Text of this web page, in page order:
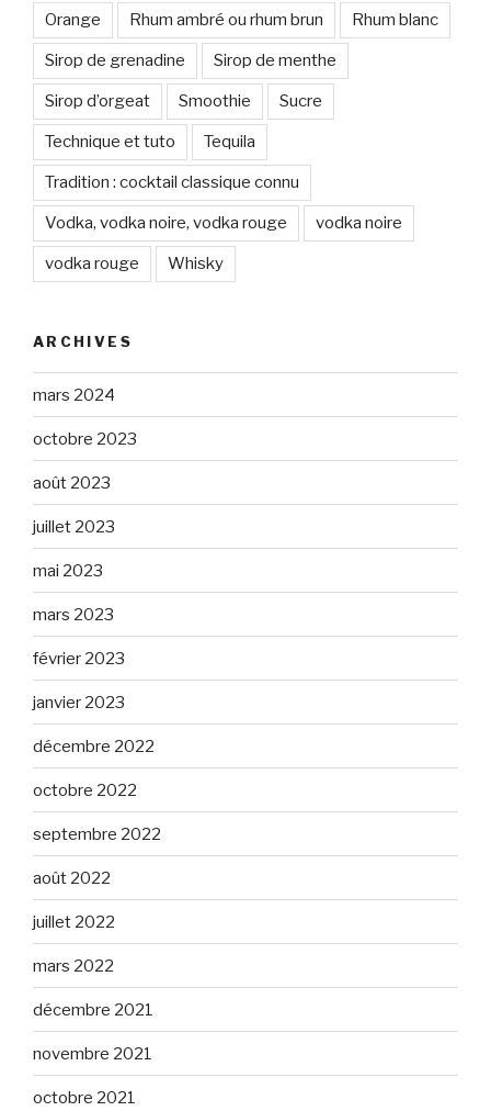
Orange Rhum ambré ou rhum brun Rhum blanc
Sirop de grenadine Sirop de menthe
Sirop d’orgeat Smoothie Sucre
Technique et tuto Tequila
Tradition : cocktail classique connu
Vodka, vodka noire, vodka rouge vodka noire
vodka rouge Whisky
ARCHIVES
mars 2024
octobre 2023
août 2023
juillet 2023
mai 2023
mars 2023
février 2023
janvier 2023
décembre 2022
octobre 2022
septembre 2022
août 2022
juillet 2022
mars 2022
décembre 2021
novembre 2021
octobre 2021